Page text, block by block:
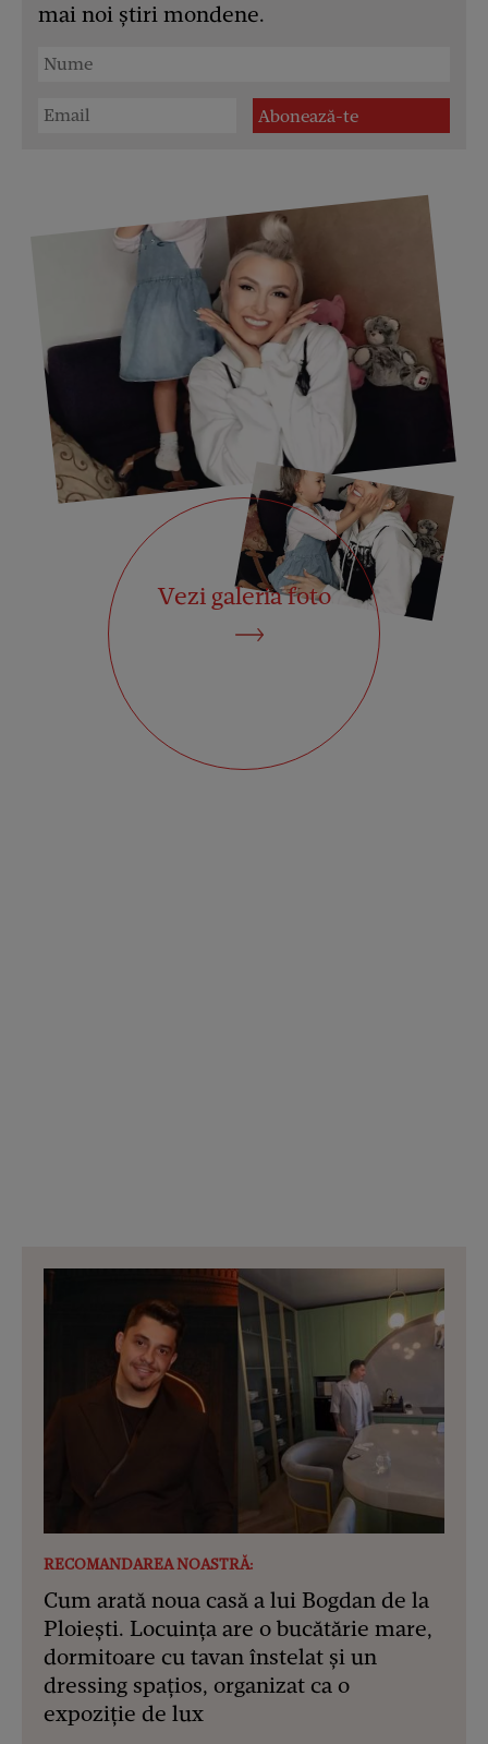
mai noi știri mondene.
Vezi galeria foto
RECOMANDAREA NOASTRĂ:
Cum arată noua casă a lui Bogdan de la
Ploiești. Locuința are o bucătărie mare,
dormitoare cu tavan înstelat și un
dressing spațios, organizat ca o
expoziție de lux